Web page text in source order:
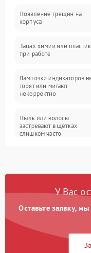
Проблемы с сигналом
Батарея
Программные сбои
Появление трещин на
корпуса
Запах химии или
при работе
Лампочки индикаторов
горят или мигают
некорректно
Пыль или волосы
застревают в щетках
слишком часто
У Вас
Оставьте заявку,